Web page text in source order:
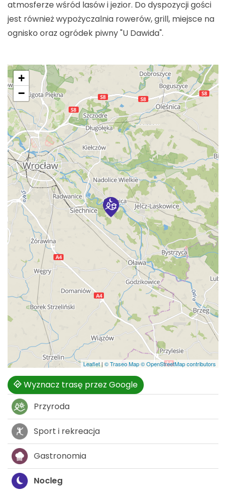
atmosferze wśród lasów i jezior. Do dyspozycji gości
jest również wypożyczalnia rowerów, grill, miejsce na
ognisko oraz ogródek piwny "U Dawida".
+
−
Leaflet |© Traseo Map© OpenStreetMap contributors
Wyznacz trasę przez Google
Przyroda
Sport i rekreacja
Gastronomia
Nocleg